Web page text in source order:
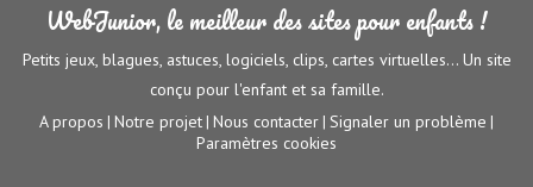
WebJunior, le meilleur des sites pour enfants !
Petits jeux, blagues, astuces, logiciels, clips, cartes virtuelles... Un site
conçu pour l'enfant et sa famille.
A propos | Notre projet | Nous contacter | Signaler un problème |
Paramètres cookies